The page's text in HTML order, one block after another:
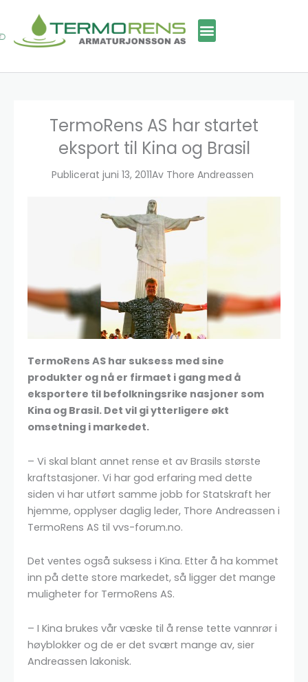
til
TermoRens AS har startet
eksport til Kina og Brasil
Publicerat juni 13, 2011AvThore Andreassen
TermoRens AS har suksess med sine
produkter og nå er firmaet i gang med å
eksportere til befolkningsrike nasjoner som
Kina og Brasil. Det vil gi ytterligere økt
omsetning i markedet.
– Vi skal blant annet rense et av Brasils største
kraftstasjoner. Vi har god erfaring med dette
siden vi har utført samme jobb for Statskraft her
hjemme, opplyser daglig leder, Thore Andreassen i
TermoRens AS til vvs-forum.no.
Det ventes også suksess i Kina. Etter å ha kommet
inn på dette store markedet, så ligger det mange
muligheter for TermoRens AS.
– I Kina brukes vår væske til å rense tette vannrør i
høyblokker og de er det svært mange av, sier
Andreassen lakonisk.